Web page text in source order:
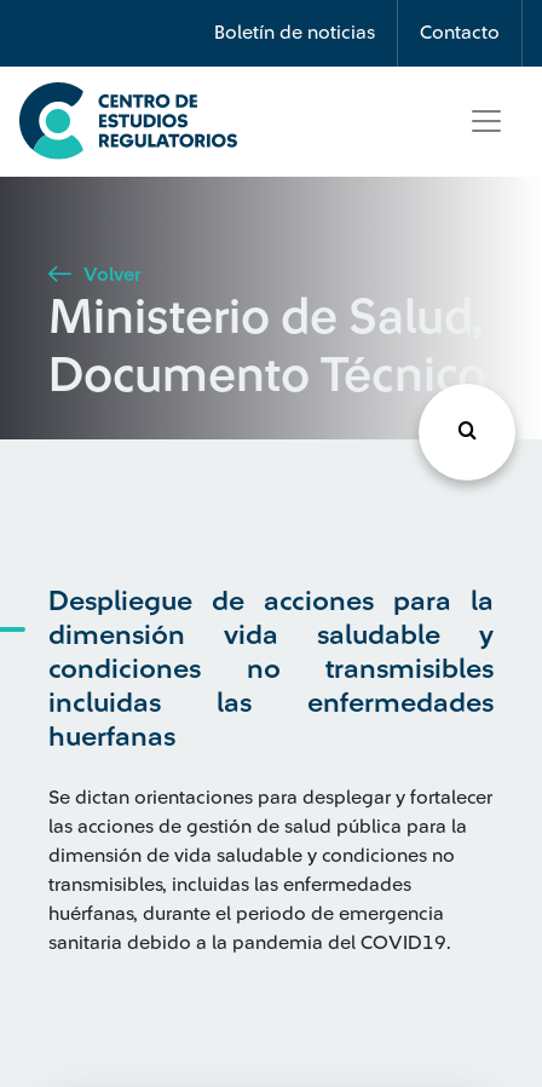
Boletín de noticias Contacto
Búsqueda
Seleccione país
Buscar
Volver
Ministerio de Salud,
Documento Técnico
Despliegue de acciones para la
dimensión vida saludable y
condiciones no transmisibles
incluidas las enfermedades
huerfanas
Se dictan orientaciones para desplegar y fortalecer
las acciones de gestión de salud pública para la
dimensión de vida saludable y condiciones no
transmisibles, incluidas las enfermedades
huérfanas, durante el periodo de emergencia
sanitaria debido a la pandemia del COVID19.